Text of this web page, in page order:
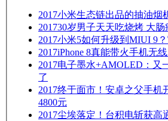
2017小米生态链出品的抽油烟
201730岁男子天天吃烧烤 大肠
2017小米5如何升级到MIUI 9
2017iPhone 8真能带火手机无
2017电子墨水+AMOLED：又
了
2017终于面市！安卓之父手机
4800元
2017尘埃落定！台积电斩获高